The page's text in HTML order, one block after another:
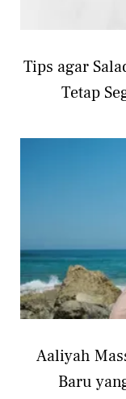
Tips agar
Tetap
Aaliyah
Baru